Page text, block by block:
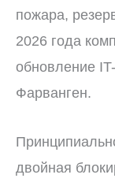
пожара,
2026 года
обновление
Фарванген.
двойная